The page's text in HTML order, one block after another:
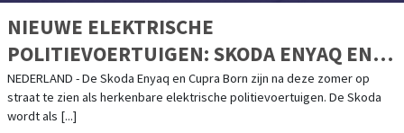
NIEUWE ELEKTRISCHE
POLITIEVOERTUIGEN: SKODA ENYAQ EN
CUPRA BORN
NEDERLAND - De Skoda Enyaq en Cupra Born zijn na deze zomer op
straat te zien als herkenbare elektrische politievoertuigen. De Skoda
wordt als [...]